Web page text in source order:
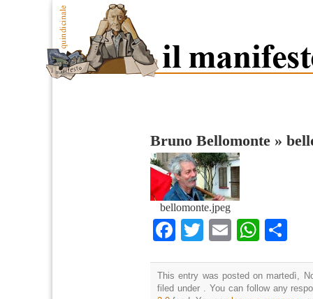
Bruno Bellomonte »
bellomonte.jpeg
Facebook
TwitterEmail
This entry was posted on martedì,
filed under . You can follow any